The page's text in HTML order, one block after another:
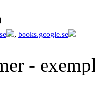
, books.google.se
-